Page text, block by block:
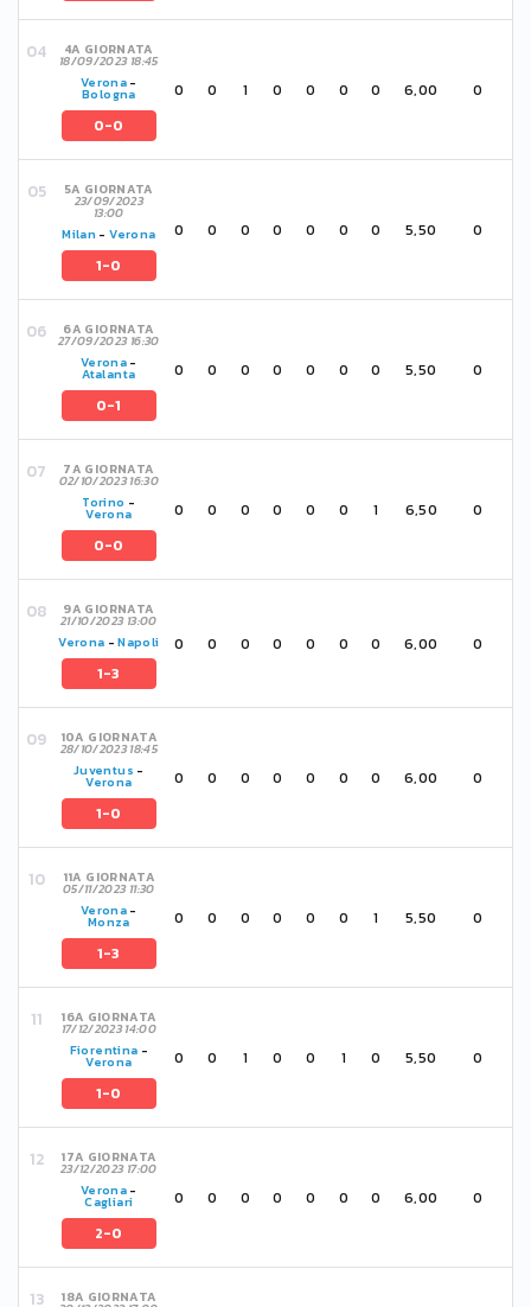
4A GIORNATA
18/09/2023 18:45
Verona -
Bologna
0-0
0 0 1 0 0 0 0 6,00 0
5A GIORNATA
23/09/2023
13:00
Milan -Verona
1-0
0 0 0 0 0 0 0 5,50 0
6A GIORNATA
27/09/2023 16:30
Verona -
Atalanta
0-1
0 0 0 0 0 0 0 5,50 0
7A GIORNATA
02/10/2023 16:30
Torino -
Verona
0-0
0 0 0 0 0 0 1 6,50 0
9A GIORNATA
21/10/2023 13:00
Verona -Napoli
1-3
0 0 0 0 0 0 0 6,00 0
10A GIORNATA
28/10/2023 18:45
Juventus -
Verona
1-0
0 0 0 0 0 0 0 6,00 0
11A GIORNATA
05/11/2023 11:30
Verona -
Monza
1-3
0 0 0 0 0 0 1 5,50 0
16A GIORNATA
17/12/2023 14:00
Fiorentina -
Verona
1-0
0 0 1 0 0 1 0 5,50 0
17A GIORNATA
23/12/2023 17:00
Verona -
Cagliari
2-0
0 0 0 0 0 0 0 6,00 0
18A GIORNATA